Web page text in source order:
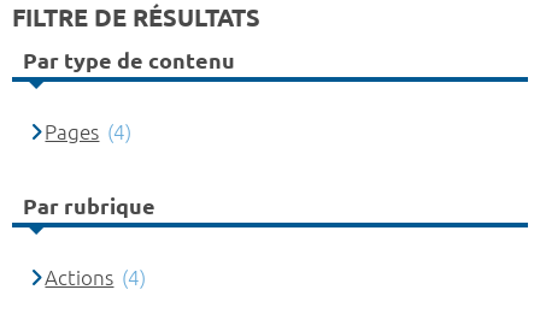
FILTRE DE RÉSULTATS
Par type de contenu
Pages (4)
Par rubrique
Actions (4)